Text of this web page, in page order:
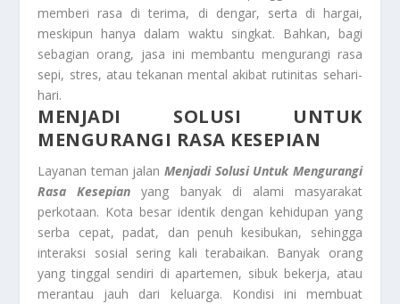
memberi rasa di terima, di dengar, serta di hargai,
meskipun hanya dalam waktu singkat. Bahkan, bagi
sebagian orang, jasa ini membantu mengurangi rasa
sepi, stres, atau tekanan mental akibat rutinitas sehari-
hari.
MENJADI SOLUSI UNTUK
MENGURANGI RASA KESEPIAN
Layanan teman jalan Menjadi Solusi Untuk Mengurangi
Rasa Kesepian yang banyak di alami masyarakat
perkotaan. Kota besar identik dengan kehidupan yang
serba cepat, padat, dan penuh kesibukan, sehingga
interaksi sosial sering kali terabaikan. Banyak orang
yang tinggal sendiri di apartemen, sibuk bekerja, atau
merantau jauh dari keluarga. Kondisi ini membuat